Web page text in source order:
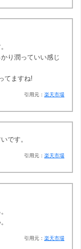
り潤っていい感じ
てますね!
引用元： 楽天市場
です。
引用元： 楽天市場
引用元： 楽天市場